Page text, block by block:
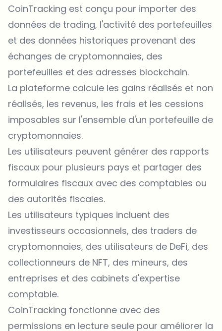
CoinTracking est conçu pour importer des
données de trading, l'activité des portefeuilles
et des données historiques provenant des
échanges de cryptomonnaies, des
portefeuilles et des adresses blockchain.
La plateforme calcule les gains réalisés et non
réalisés, les revenus, les frais et les cessions
imposables sur l'ensemble d'un portefeuille de
cryptomonnaies.
Les utilisateurs peuvent générer des rapports
fiscaux pour plusieurs pays et partager des
formulaires fiscaux avec des comptables ou
des autorités fiscales.
Les utilisateurs typiques incluent des
investisseurs occasionnels, des traders de
cryptomonnaies, des utilisateurs de DeFi, des
collectionneurs de NFT, des mineurs, des
entreprises et des cabinets d'expertise
comptable.
CoinTracking fonctionne avec des
permissions en lecture seule pour améliorer la